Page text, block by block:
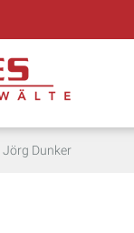
Jörg Dunker